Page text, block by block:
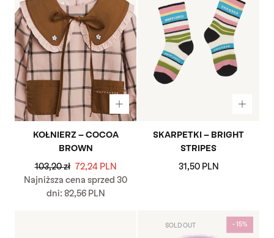
KOŁNIERZ - COCOA
BROWN
Cena
regularna
103,20 zł Cena
promocyjna
72,24 PLN
Najniższa cena sprzed 30
dni: 82,56 PLN
SKARPETKI - BRIGHT
STRIPES
Cena
31,50 PLN
SOLD OUT - 15%